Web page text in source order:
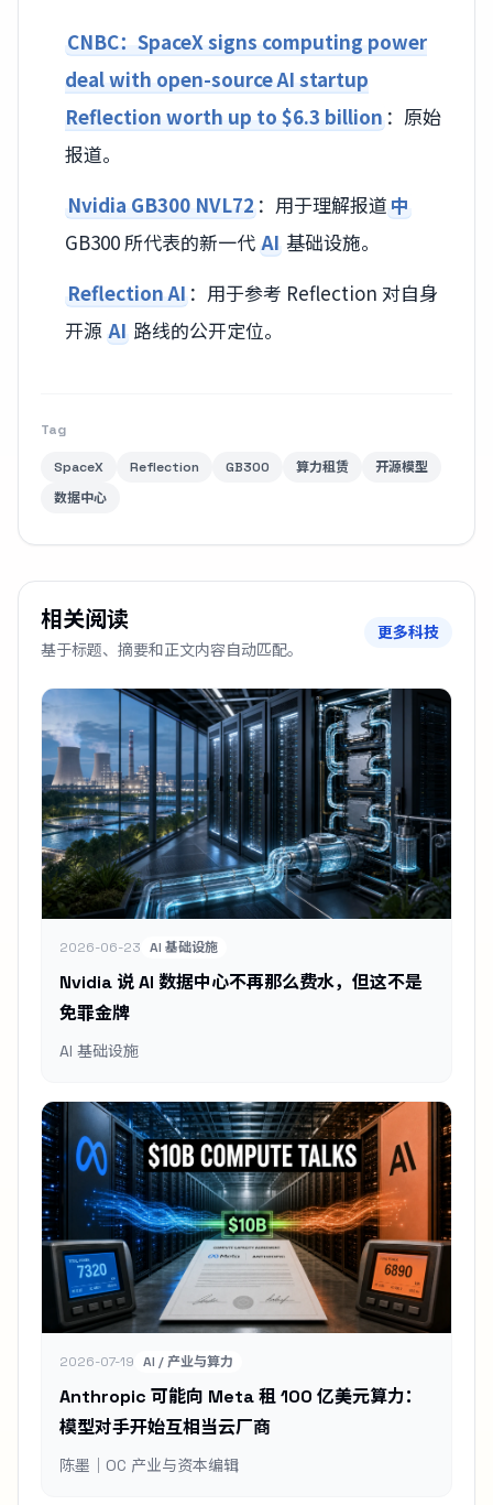
CNBC：SpaceX signs computing power
deal with open-source AI startup
Reflection worth up to $6.3 billion ：原始
报道。
Nvidia GB300 NVL72 ：用于理解报道中
GB300 所代表的新一代 AI 基础设施。
Reflection AI ：用于参考 Reflection 对自身
开源 AI 路线的公开定位。
Tag
SpaceX Reflection GB300 算力租赁
开源模型
数据中心
相关阅读
基于标题、摘要和正文内容自动匹配。
更多科技
2026-06-23 AI 基础设施
Nvidia 说 AI 数据中心不再那么费水，但这不是
免罪金牌
AI 基础设施
2026-07-19 AI / 产业与算力
Anthropic 可能向 Meta 租 100 亿美元算力：
模型对手开始互相当云厂商
陈墨｜OC 产业与资本编辑